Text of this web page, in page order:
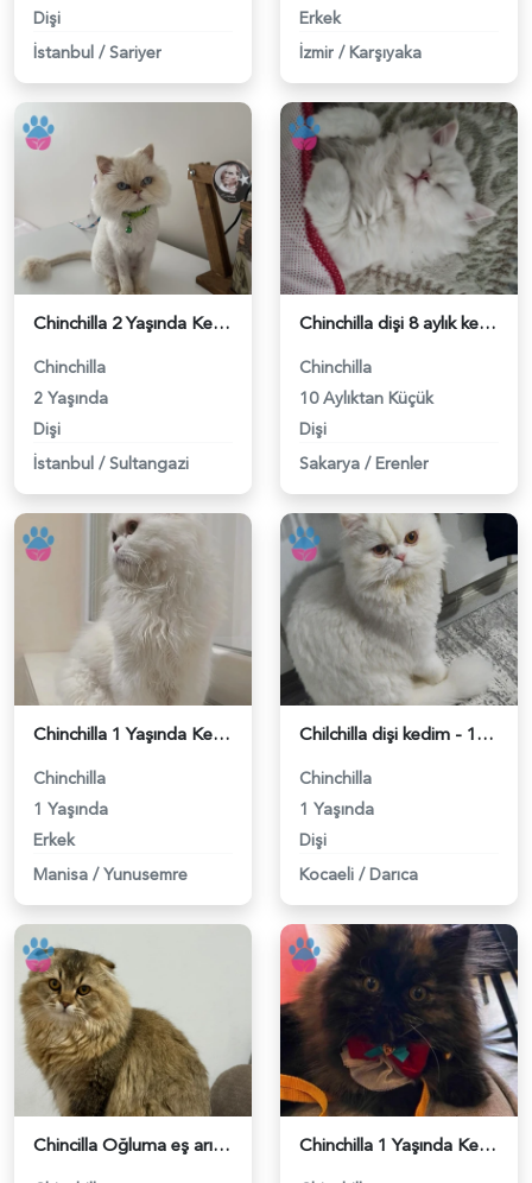
Dişi
İstanbul / Sariyer
Erkek
İzmir / Karşıyaka
Chinchilla 2 Yaşında Kedim Eş Arıyor - 118982412
Chinchilla
2 Yaşında
Dişi
İstanbul / Sultangazi
Chinchilla dişi 8 aylık kedim var. - 118982384
Chinchilla
10 Aylıktan Küçük
Dişi
Sakarya / Erenler
Chinchilla 1 Yaşında Kedim Eş Arıyor - 118982202
Chinchilla
1 Yaşında
Erkek
Manisa / Yunusemre
Chilchilla dişi kedim - 118981917
Chinchilla
1 Yaşında
Dişi
Kocaeli / Darıca
Chincilla Oğluma eş arıyorum - 118981792 Chinchilla 1 Yaşında Kedime Eş Arıyorum - 118981772